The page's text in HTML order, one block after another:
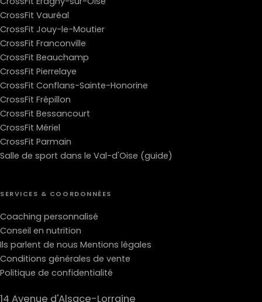
CrossFit Vauréal
CrossFit Jouy-le-Moutier
CrossFit Franconville
CrossFit Beauchamp
CrossFit Pierrelaye
CrossFit Conflans-Sainte-Honorine
CrossFit Frépillon
CrossFit Bessancourt
CrossFit Mériel
CrossFit Parmain
Salle de sport dans le Val-d'Oise (guide)
SERVICES & COORDONNÉES
Coaching personnalisé
Conseil en nutrition
Ils parlent de nous Mentions légales
Conditions générales de vente
Politique de confidentialité
14 Avenue d'Alsace-Lorraine